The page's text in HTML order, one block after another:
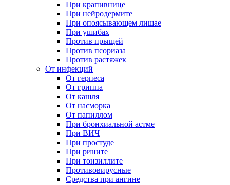
При крапивнице
При нейродермите
При опоясывающем лишае
При ушибах
Против прыщей
Против псориаза
Против растяжек
От инфекций
От герпеса
От гриппа
От кашля
От насморка
От папиллом
При бронхиальной астме
При ВИЧ
При простуде
При рините
При тонзиллите
Противовирусные
Средства при ангине